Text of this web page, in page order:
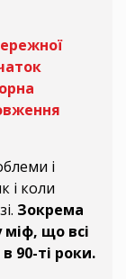
і
і коли
Зокрема
що всі
90-ті роки.